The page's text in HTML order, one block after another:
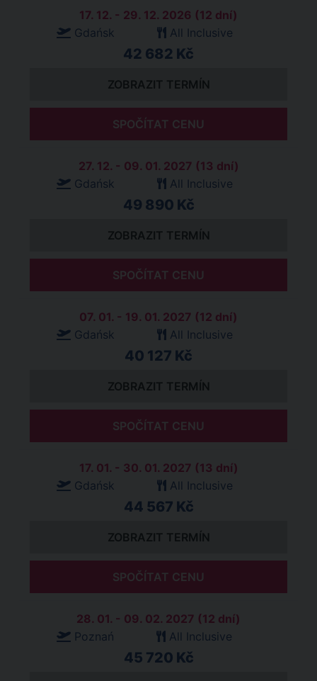
17. 12. - 29. 12. 2026 (12 dní)
Gdańsk
All Inclusive
42 682 Kč
ZOBRAZIT TERMÍN
SPOČÍTAT CENU
27. 12. - 09. 01. 2027 (13 dní)
Gdańsk
All Inclusive
49 890 Kč
ZOBRAZIT TERMÍN
SPOČÍTAT CENU
07. 01. - 19. 01. 2027 (12 dní)
Gdańsk
All Inclusive
40 127 Kč
ZOBRAZIT TERMÍN
SPOČÍTAT CENU
17. 01. - 30. 01. 2027 (13 dní)
Gdańsk
All Inclusive
44 567 Kč
ZOBRAZIT TERMÍN
SPOČÍTAT CENU
28. 01. - 09. 02. 2027 (12 dní)
Poznań
All Inclusive
45 720 Kč